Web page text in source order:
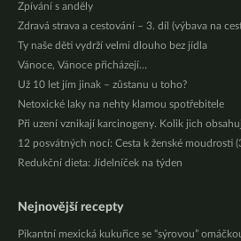
Zpívání s anděly
Zdravá strava a cestování – 3. díl (výbava na
Ty naše děti vydrží velmi dlouho bez jídla
Vánoce, Vánoce přicházejí…
Už 10 let jím jinak – zůstanu u toho?
Netoxické laky na nehty klamou spotřebitele
Při uzení vznikají karcinogeny. Kolik jich
12 posvátných nocí: Cesta k ženské moudrosti
Redukční dieta: Jídelníček na týden
Nejnovější recepty
Pikantní mexická kukuřice se “sýrovou”